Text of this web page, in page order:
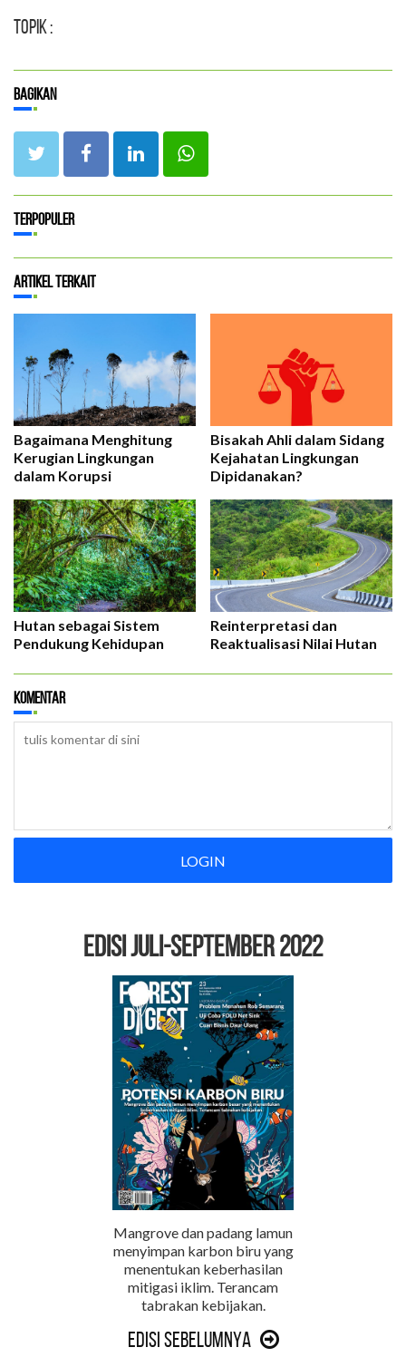
Topik :
Bagikan
Terpopuler
Artikel Terkait
Bagaimana Menghitung
Kerugian Lingkungan
dalam Korupsi
Bisakah Ahli dalam Sidang
Kejahatan Lingkungan
Dipidanakan?
Hutan sebagai Sistem
Pendukung Kehidupan
Reinterpretasi dan
Reaktualisasi Nilai Hutan
Komentar
LOGIN
EDISI Juli-September 2022
Mangrove dan padang lamun
menyimpan karbon biru yang
menentukan keberhasilan
mitigasi iklim. Terancam
tabrakan kebijakan.
Edisi Sebelumnya